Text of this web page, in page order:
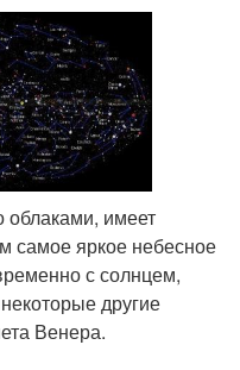
облаками, имеет
самое яркое небесное
с солнцем,
другие
Венера.